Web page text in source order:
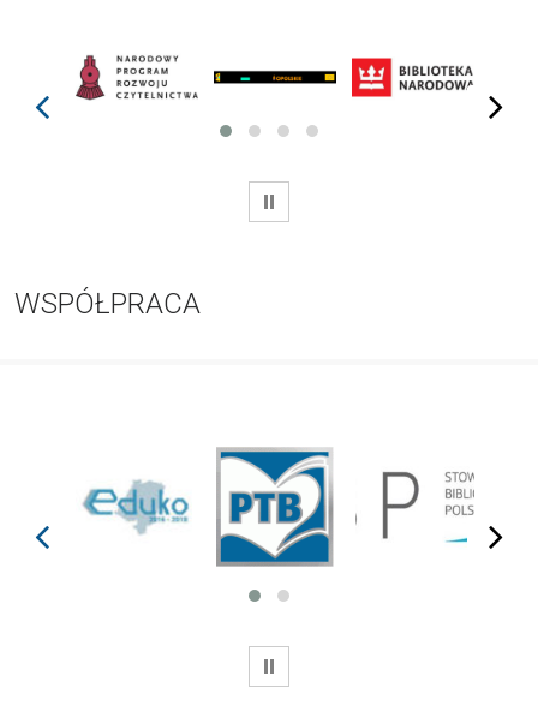
prev next
WSTRZYMAJ
WSPÓŁPRACA
prev next
WSTRZYMAJ